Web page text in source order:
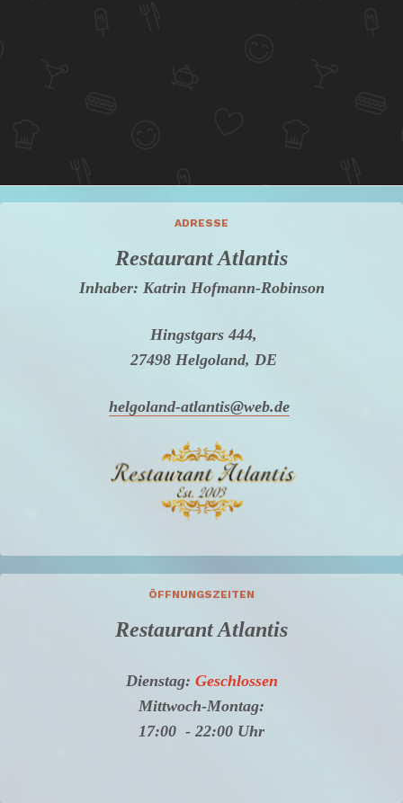
ADRESSE
Restaurant Atlantis
Inhaber: Katrin Hofmann-Robinson
Hingstgars 444,
27498 Helgoland, DE
helgoland-atlantis@web.de
ÖFFNUNGSZEITEN
Restaurant Atlantis
Dienstag: Geschlossen
Mittwoch-Montag:
17:00 - 22:00 Uhr